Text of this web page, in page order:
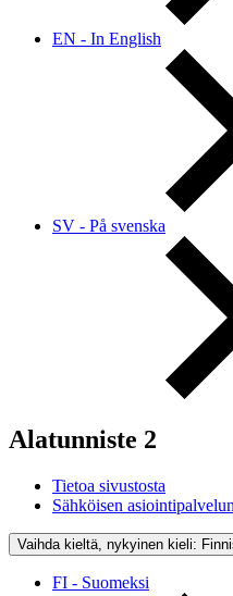
EN - In English
SV - På svenska
Alatunniste 2
Tietoa sivustosta
Sähköisen
Vaihda kieltä, nykyinen kieli:
FI - Suomeksi